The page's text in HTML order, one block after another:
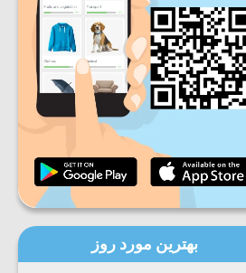
روزانه
ماهانه
کلی
بهترین مورد روز